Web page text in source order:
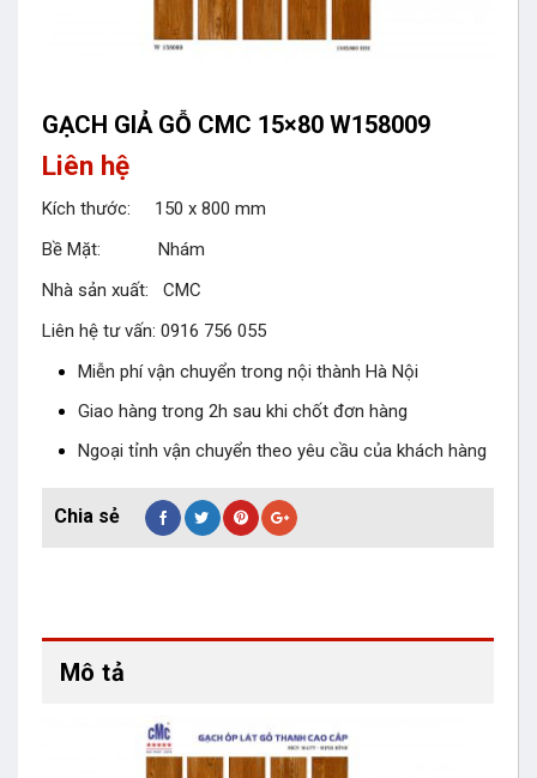
GẠCH GIẢ GỖ CMC 15×80 W158009
Liên hệ
Kích thước: 150 x 800 mm
Bề Mặt: Nhám
Nhà sản xuất: CMC
Liên hệ tư vấn: 0916 756 055
Miễn phí vận chuyển trong nội thành Hà Nội
Giao hàng trong 2h sau khi chốt đơn hàng
Ngoại tỉnh vận chuyển theo yêu cầu của khách hàng
Mô tả